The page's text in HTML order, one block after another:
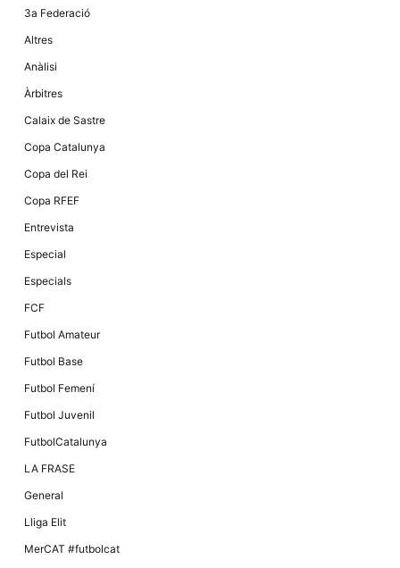
3a Federació
Altres
Anàlisi
Àrbitres
Calaix de Sastre
Copa Catalunya
Copa del Rei
Copa RFEF
Entrevista
Especial
Especials
FCF
Futbol Amateur
Futbol Base
Futbol Femení
Futbol Juvenil
FutbolCatalunya
LA FRASE
General
Lliga Elit
MerCAT #futbolcat